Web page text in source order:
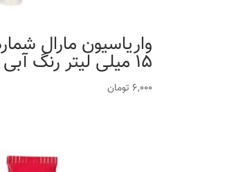
15 میلی لیتر رنگ آبی
6,000 تومان